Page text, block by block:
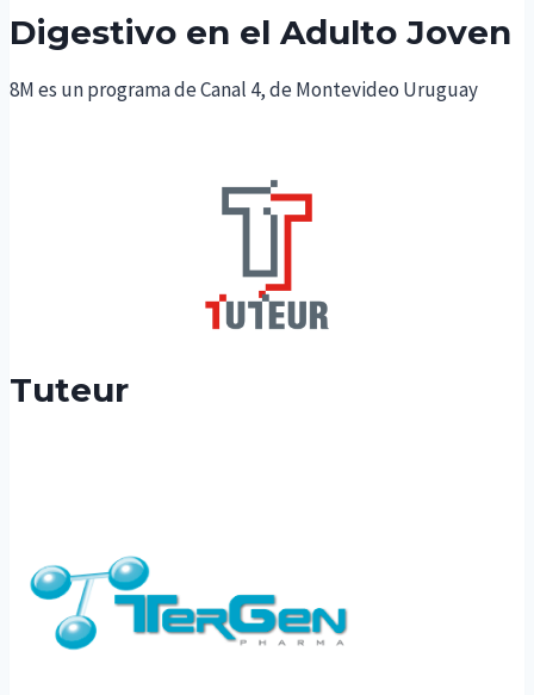
Digestivo en el Adulto Joven
8M es un programa de Canal 4, de Montevideo Uruguay
Tuteur